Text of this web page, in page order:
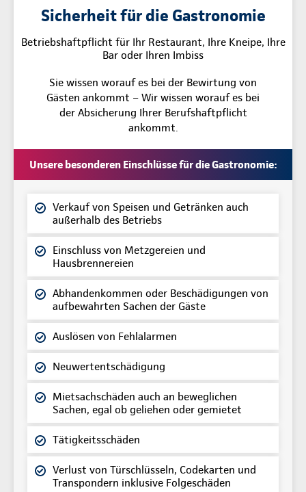
Sicherheit für die Gastronomie
Betriebshaftpflicht für Ihr Restaurant, Ihre Kneipe, Ihre
Bar oder Ihren Imbiss
Sie wissen worauf es bei der Bewirtung von
Gästen ankommt – Wir wissen worauf es bei
der Absicherung Ihrer Berufshaftpflicht
ankommt.
Unsere besonderen Einschlüsse für die Gastronomie:
Verkauf von Speisen und Getränken auch
außerhalb des Betriebs
Einschluss von Metzgereien und
Hausbrennereien
Abhandenkommen oder Beschädigungen von
aufbewahrten Sachen der Gäste
Auslösen von Fehlalarmen
Neuwertentschädigung
Mietsachschäden auch an beweglichen
Sachen, egal ob geliehen oder gemietet
Tätigkeitsschäden
Verlust von Türschlüsseln, Codekarten und
Transpondern inklusive Folgeschäden